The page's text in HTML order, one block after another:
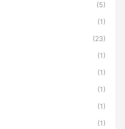
(5)
(1)
(23)
(1)
(1)
(1)
(1)
(1)